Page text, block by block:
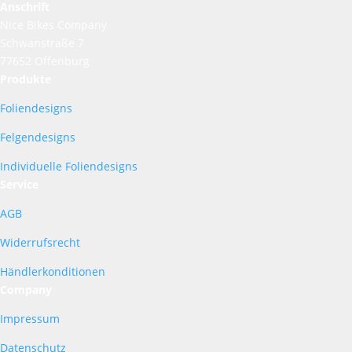
Foliendesigns
Felgendesigns
Individuelle Foliendesigns
AGB
Widerrufsrecht
Händlerkonditionen
Impressum
Datenschutz